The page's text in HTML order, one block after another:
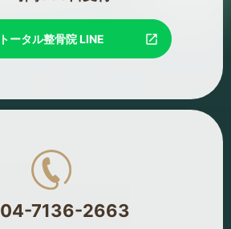
トータル整骨院 LINE
04-7136-2663